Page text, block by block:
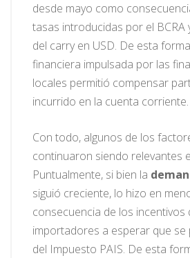
desde mayo como
tasas introducidas por el BCRA
del carry en USD. De esta
financiera impulsada por las
locales permitió compensar
incurrido en la cuenta corriente.
Con todo, algunos de los
continuaron siendo relevantes
Puntualmente, si bien la
siguió creciente, lo hizo en
consecuencia de los incentivos
importadores a esperar que se
del Impuesto PAIS. De esta